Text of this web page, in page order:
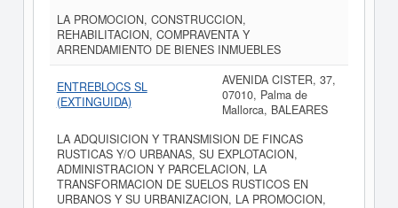
LA PROMOCION, CONSTRUCCION,
REHABILITACION, COMPRAVENTA Y
ARRENDAMIENTO DE BIENES INMUEBLES
ENTREBLOCS SL
(EXTINGUIDA)
AVENIDA CISTER, 37,
07010, Palma de
Mallorca, BALEARES
LA ADQUISICION Y TRANSMISION DE FINCAS
RUSTICAS Y/O URBANAS, SU EXPLOTACION,
ADMINISTRACION Y PARCELACION, LA
TRANSFORMACION DE SUELOS RUSTICOS EN
URBANOS Y SU URBANIZACION, LA PROMOCION,